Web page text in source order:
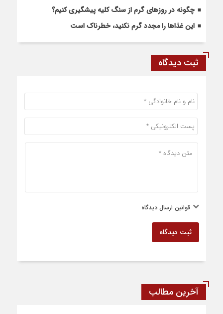
چگونه در روزهای گرم از سنگ کلیه پیشگیری کنیم؟
این غذاها را مجدد گرم نکنید، خطرناک است
ثبت دیدگاه
قوانین ارسال دیدگاه
ثبت دیدگاه
آخرین مطالب